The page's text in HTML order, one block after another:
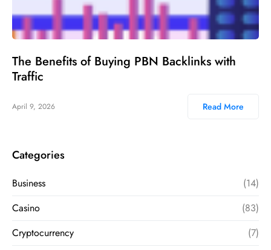
The Benefits of Buying PBN Backlinks with
Traffic
April 9, 2026 Read More
Categories
Business
(14)
Casino
(83)
Cryptocurrency
(7)